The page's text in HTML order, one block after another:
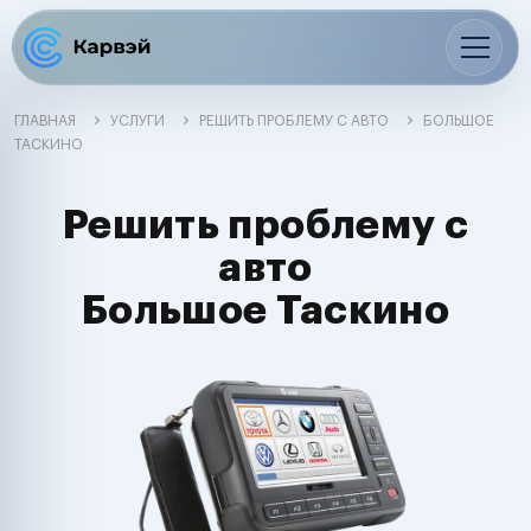
ГЛАВНАЯ УСЛУГИ РЕШИТЬ ПРОБЛЕМУ С АВТО
БОЛЬШОЕ
ТАСКИНО
Решить проблему с
авто
Большое Таскино